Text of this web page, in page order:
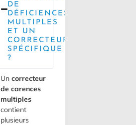
DE
DÉFICIENCES
MULTIPLES
ET UN
CORRECTEUR
SPÉCIFIQUE
?
Un correcteur
de carences
multiples
contient
plusieurs